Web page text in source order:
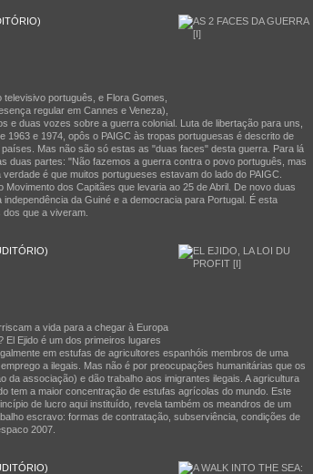
português, e Flora Gomes,
regular em Cannes e Veneza),
e duas vozes sobre a guerra colonial. Luta de libertação para uns,
1963 e 1974, opôs o PAIGC às tropas portuguesas é descrito de
Mas não são só estas as "duas faces" desta guerra. Para lá
duas partes: "Não fazemos a guerra contra o povo português, mas
é que muitos portugueses estavam do lado do PAIGC.
dos Capitães que levaria ao 25 de Abril. De novo duas
da Guiné e a democracia para Portugal. É esta
que a viveram.
a vida para a chegar à Europa
Ejido é um dos primeiros lugares
em estufas de agricultores espanhóis membros de uma
a ilegais. Mas não é por preocupações humanitárias que os
da associação) e dão trabalho aos imigrantes ilegais. A agricultura
tem a maior concentração de estufas agrícolas do mundo. Este
de lucro aqui instituído, revela também os meandros de um
escravo: formas de contratação, subserviência, condições de
2007.